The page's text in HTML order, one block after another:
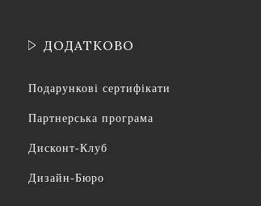
ДОДАТКОВО
Подарункові сертифікати
Партнерська програма
Дисконт-Клуб
Дизайн-Бюро